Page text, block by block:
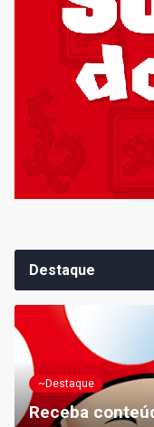
Destaque
~Destaque
Receba